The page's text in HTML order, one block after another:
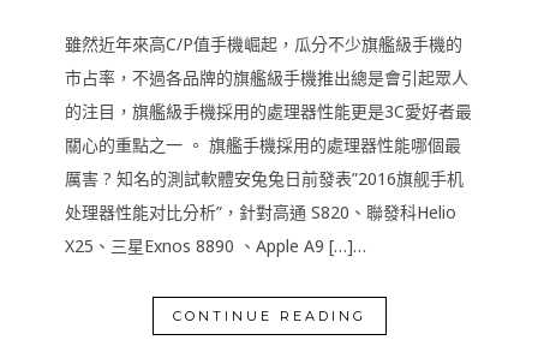
雖然近年來高C/P值手機崛起，瓜分不少旗艦級手機的
市占率，不過各品牌的旗艦級手機推出總是會引起眾人
的注目，旗艦級手機採用的處理器性能更是3C愛好者最
關心的重點之一 。 旗艦手機採用的處理器性能哪個最
厲害 ? 知名的測試軟體安兔兔日前發表”2016旗舰手机
处理器性能对比分析”，針對高通 S820、聯發科Helio
X25、三星Exnos 8890 、Apple A9 […]…
CONTINUE READING